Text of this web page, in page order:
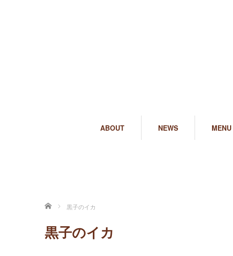
ABOUT NEWS MENU
ホーム 黒子のイカ
黒子のイカ